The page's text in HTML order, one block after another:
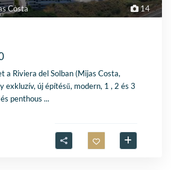
14
Costa
a Riviera del Solban (Mijas Costa,
exkluzív, új építésű, modern, 1 , 2 és 3
penthous...